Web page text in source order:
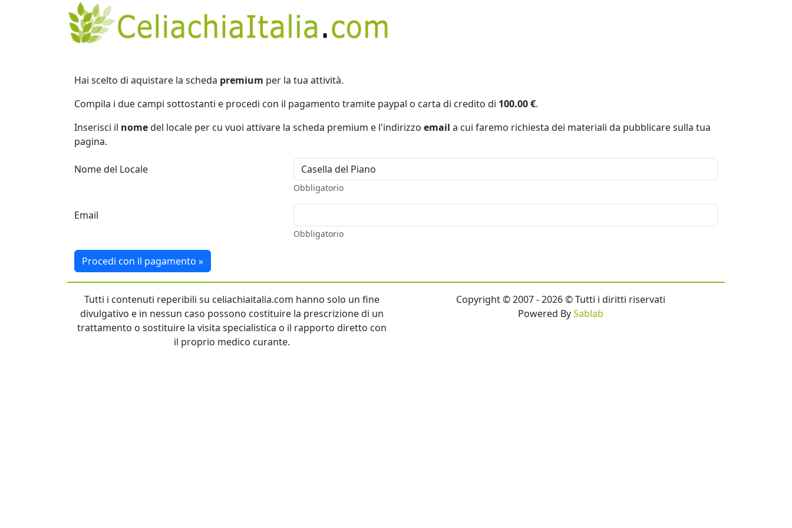
Hai scelto di aquistare la scheda premium per la tua attività.
Compila i due campi sottostanti e procedi con il pagamento tramite paypal o carta di credito di 100.00 €.
Inserisci il nomedel locale per cu vuoi attivare la scheda premium e l'indirizzo email a cui faremo richiesta dei materiali da pubblicare sulla tua
pagina.
Nome del Locale
Obbligatorio
Email
Obbligatorio
Procedi con il pagamento »
Tutti i contenuti reperibili su celiachiaitalia.com hanno solo un fine
divulgativo e in nessun caso possono costituire la prescrizione di un
trattamento o sostituire la visita specialistica o il rapporto diretto con
il proprio medico curante.
Copyright © 2007 - 2026 © Tutti i diritti riservati
Powered BySablab